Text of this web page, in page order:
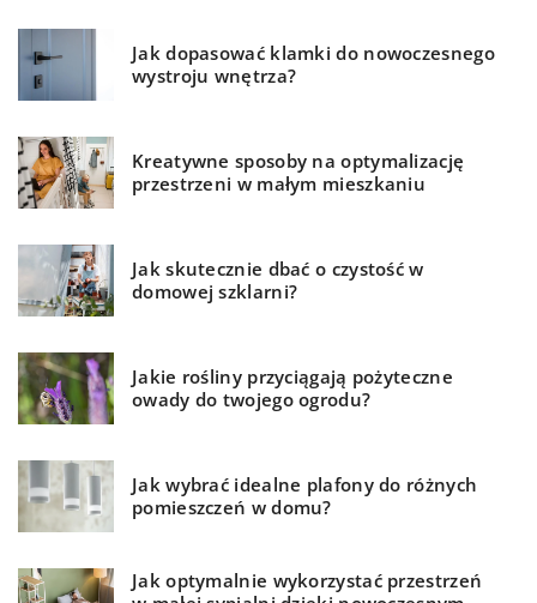
Jak dopasować klamki do nowoczesnego
wystroju wnętrza?
Kreatywne sposoby na optymalizację
przestrzeni w małym mieszkaniu
Jak skutecznie dbać o czystość w
domowej szklarni?
Jakie rośliny przyciągają pożyteczne
owady do twojego ogrodu?
Jak wybrać idealne plafony do różnych
pomieszczeń w domu?
Jak optymalnie wykorzystać przestrzeń